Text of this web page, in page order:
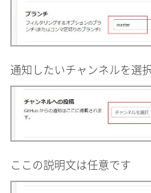
通知したいチャンネルを選
ここの説明文は任意です